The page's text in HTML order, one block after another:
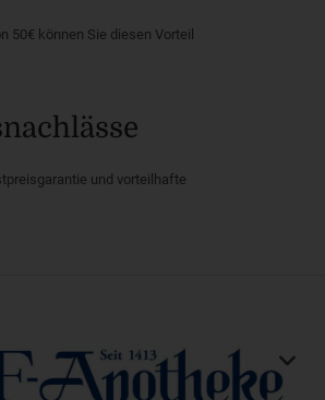
50€ können Sie diesen Vorteil
und vorteilhafte